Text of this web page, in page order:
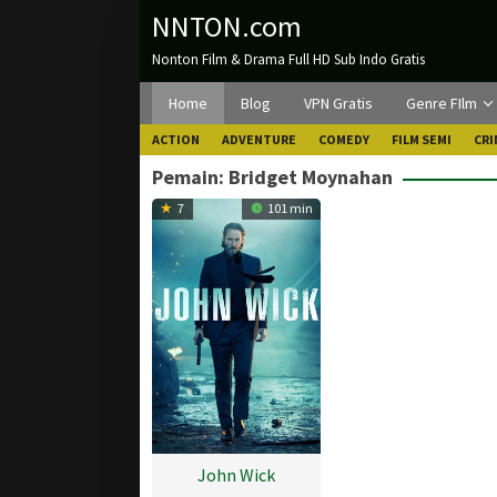
NNTON.com
Nonton Film & Drama Full HD Sub Indo Gratis
Home Blog VPN Gratis Genre FIlm
ACTION ADVENTURE COMEDY FILM SEMI
Pemain: Bridget Moynahan
7 101 min
John Wick